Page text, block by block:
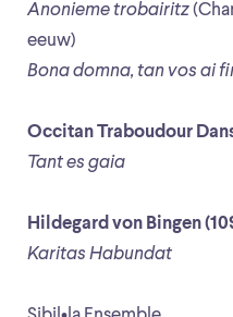
Anonieme trobairitz
eeuw)
Bona domna, tan vos ai
Occitan Traboudour
Tant es gaia
Hildegard von Bingen
Karitas Habundat